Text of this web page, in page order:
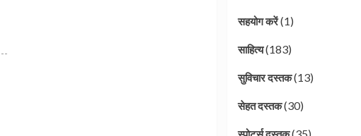
सहयोग करें(1)
साहित्य(183)
सुविचार दस्तक(13)
सेहत दस्तक(30)